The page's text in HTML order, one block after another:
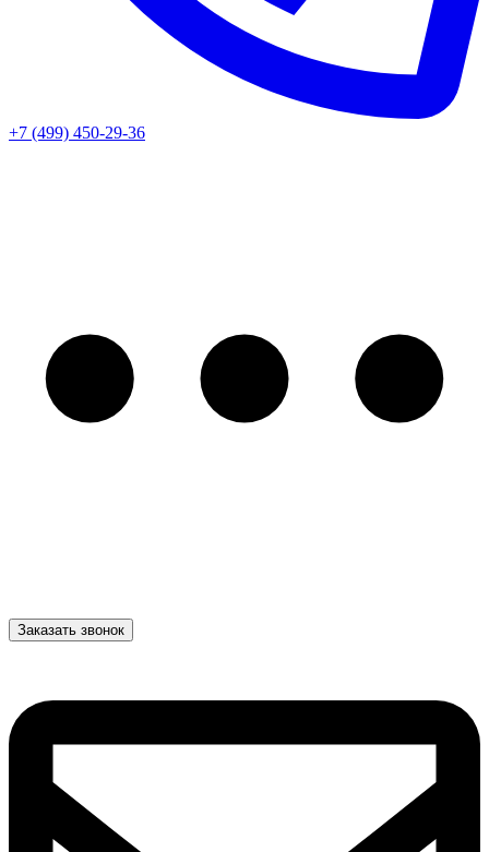
+7 (499) 450-29-36
Заказать звонок